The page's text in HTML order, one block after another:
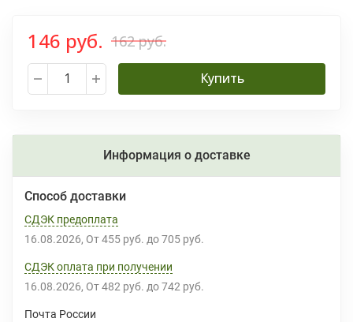
146 руб. 162 руб.
Купить
Информация о доставке
Способ доставки
СДЭК предоплата
16.08.2026 От 455 руб. до 705 руб.
СДЭК оплата при получении
16.08.2026 От 482 руб. до 742 руб.
Почта России